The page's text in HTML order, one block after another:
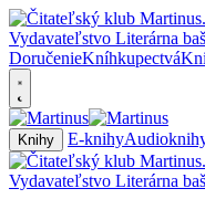
DoručenieKníhkupectvá
Knihy E-knihy